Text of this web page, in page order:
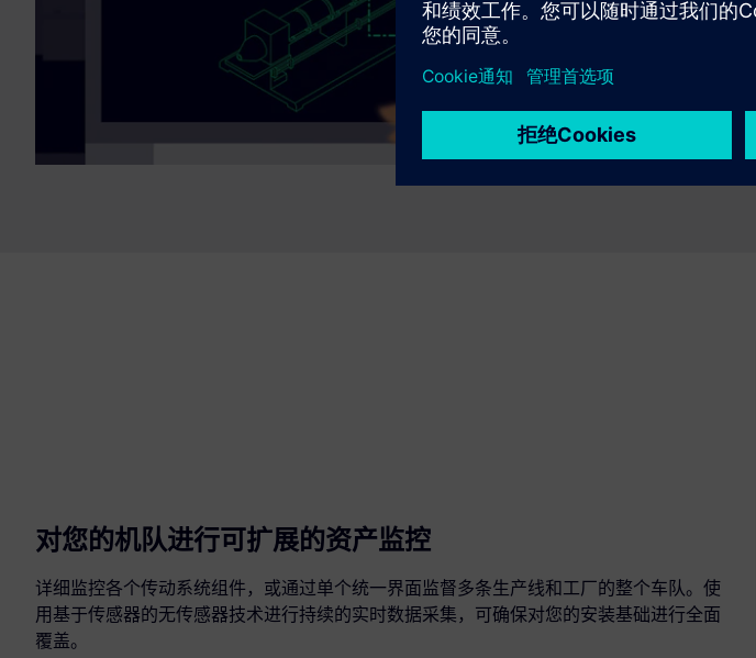
对您的机队进行可扩展的资产监控
详细监控各个传动系统组件，或通过单个统一界面监督多条生产线和工厂的整个车队。使
用基于传感器的无传感器技术进行持续的实时数据采集，可确保对您的安装基础进行全面
覆盖。